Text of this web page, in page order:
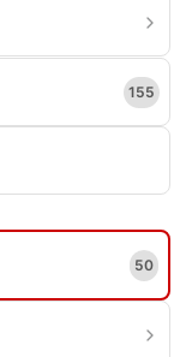
155
50